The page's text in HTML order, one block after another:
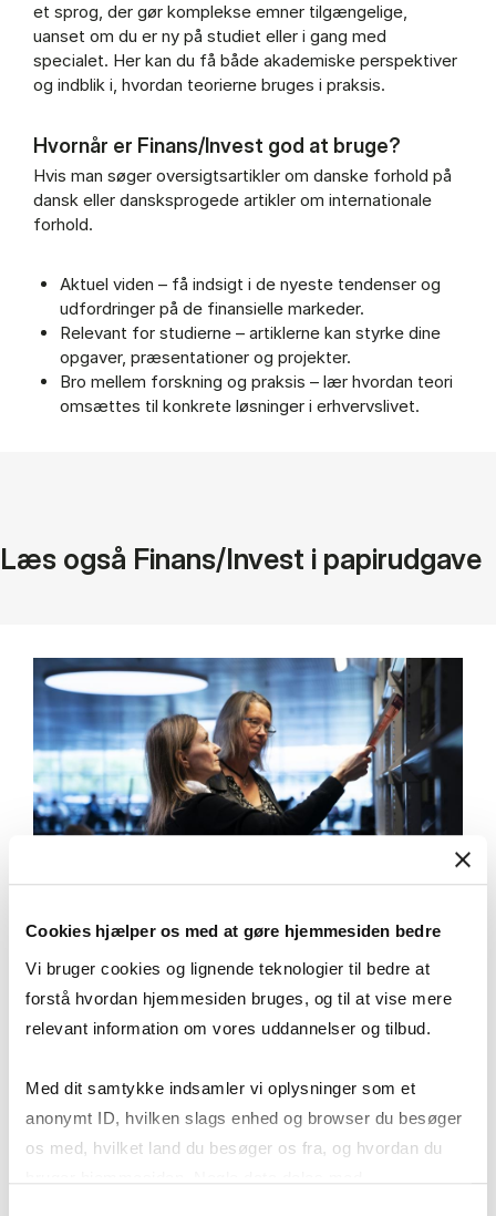
Cookies hjælper os med at gøre hjemmesiden bedre
Vi bruger cookies og lignende teknologier til bedre at
forstå hvordan hjemmesiden bruges, og til at vise mere
relevant information om vores uddannelser og tilbud.
Med dit samtykke indsamler vi oplysninger som et
anonymt ID, hvilken slags enhed og browser du besøger
os med, hvilket land du besøger os fra, og hvordan du
et sprog, der gør komplekse emner tilgængelige,
uanset om du er ny på studiet eller i gang med
specialet. Her kan du få både akademiske perspektiver
og indblik i, hvordan teorierne bruges i praksis.
Hvornår er Finans/Invest god at bruge?
Hvis man søger oversigtsartikler om danske forhold på
dansk eller dansksprogede artikler om internationale
forhold.
Aktuel viden – få indsigt i de nyeste tendenser og
udfordringer på de finansielle markeder.
Relevant for studierne – artiklerne kan styrke dine
opgaver, præsentationer og projekter.
Bro mellem forskning og praksis – lær hvordan teori
omsættes til konkrete løsninger i erhvervslivet.
Læs også Finans/Invest i papirudgave
LÅN OG LÆS
FINANS/INVEST
Biblioteket abonnerer på tidsskriftet i